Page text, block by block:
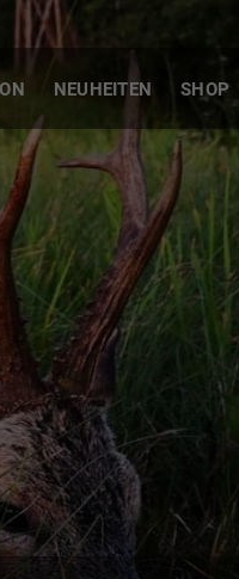
NEUHEITEN SHOP